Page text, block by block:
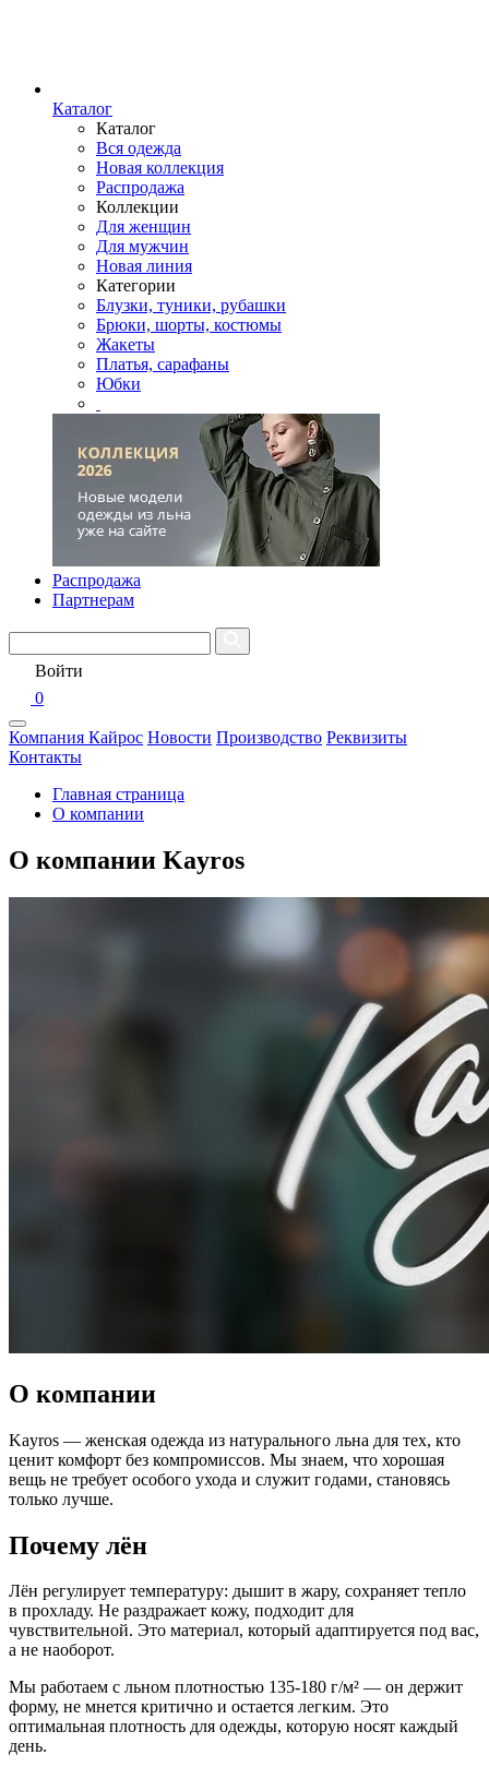
Каталог
Каталог
Вся одежда
Новая коллекция
Распродажа
Коллекции
Для женщин
Для мужчин
Новая линия
Категории
Блузки, туники, рубашки
Брюки, шорты, костюмы
Жакеты
Платья, сарафаны
Юбки
Распродажа
Партнерам
Войти
0
Компания Кайрос Новости Производство Реквизиты
Контакты
Главная страница
О компании
О компании Kayros
О компании
Kayros — женская одежда из натурального льна для тех, кто
ценит комфорт без компромиссов. Мы знаем, что хорошая
вещь не требует особого ухода и служит годами, становясь
только лучше.
Почему лён
Лён регулирует температуру: дышит в жару, сохраняет тепло
в прохладу. Не раздражает кожу, подходит для
чувствительной. Это материал, который адаптируется под вас,
а не наоборот.
Мы работаем с льном плотностью 135-180 г/м² — он держит
форму, не мнется критично и остается легким. Это
оптимальная плотность для одежды, которую носят каждый
день.